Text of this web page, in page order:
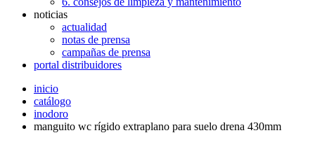
noticias
actualidad
notas de prensa
campañas de prensa
portal distribuidores
inicio
catálogo
inodoro
manguito wc rígido extraplano para suelo drena 430mm